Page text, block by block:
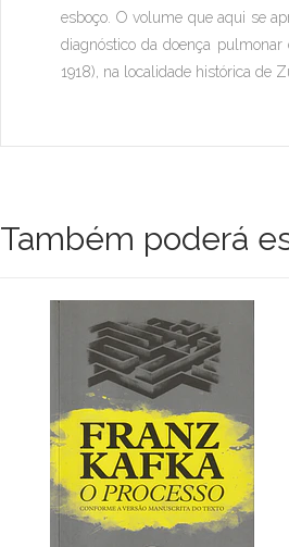
esboço. O volume que aqui se
diagnóstico da doença
1918), na localidade histórica de
Também poderá